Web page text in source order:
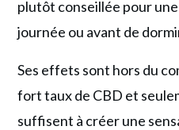
plutôt conseillée pour
journée ou avant de
Ses effets sont hors du
fort taux de CBD et
suffisent à créer une